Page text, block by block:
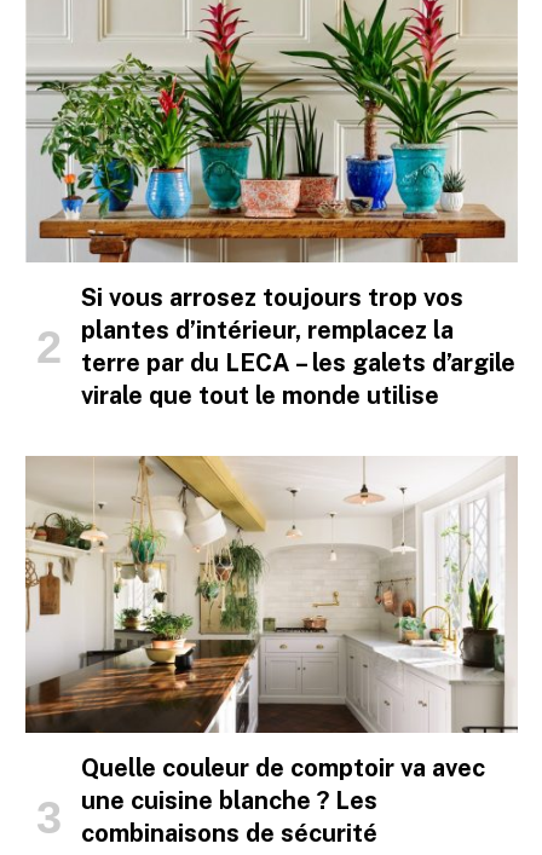
Si vous arrosez toujours trop vos
plantes d’intérieur, remplacez la
terre par du LECA – les galets d’argile
virale que tout le monde utilise
Quelle couleur de comptoir va avec
une cuisine blanche ? Les
combinaisons de sécurité